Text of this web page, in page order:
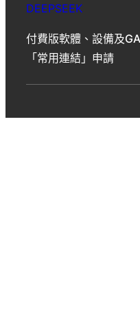
DEEPSEEK
付費版軟體、設備及
「常用連結」申請